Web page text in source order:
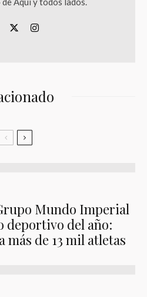
Mundo Imperial
deportivo del año:
de 13 mil atletas